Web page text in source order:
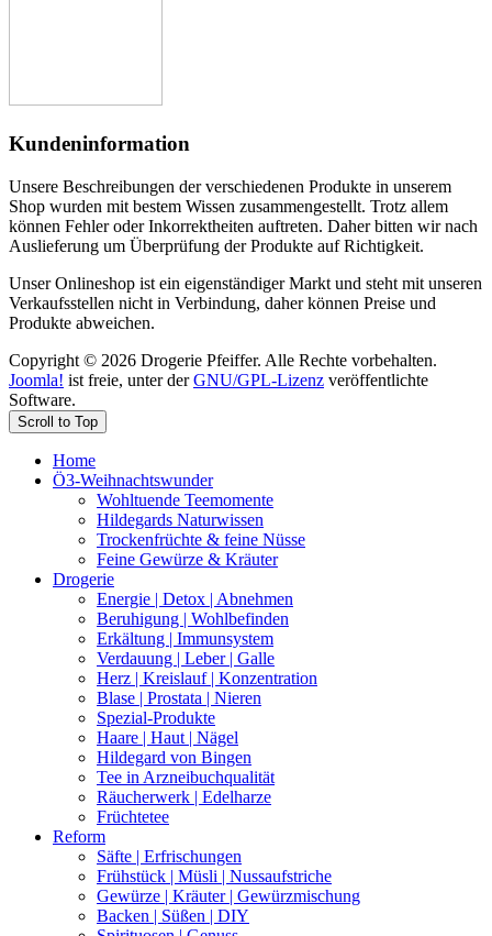
Kundeninformation
Unsere Beschreibungen der verschiedenen Produkte in unserem
Shop wurden mit bestem Wissen zusammengestellt. Trotz allem
können Fehler oder Inkorrektheiten auftreten. Daher bitten wir nach
Auslieferung um Überprüfung der Produkte auf Richtigkeit.
Unser Onlineshop ist ein eigenständiger Markt und steht mit unseren
Verkaufsstellen nicht in Verbindung, daher können Preise und
Produkte abweichen.
Copyright © 2026 Drogerie Pfeiffer. Alle Rechte vorbehalten.
Joomla! ist freie, unter derGNU/GPL-Lizenz veröffentlichte
Software.
Scroll to Top
Home
Ö3-Weihnachtswunder
Wohltuende Teemomente
Hildegards Naturwissen
Trockenfrüchte & feine Nüsse
Feine Gewürze & Kräuter
Drogerie
Energie | Detox | Abnehmen
Beruhigung | Wohlbefinden
Erkältung | Immunsystem
Verdauung | Leber | Galle
Herz | Kreislauf | Konzentration
Blase | Prostata | Nieren
Spezial-Produkte
Haare | Haut | Nägel
Hildegard von Bingen
Tee in Arzneibuchqualität
Räucherwerk | Edelharze
Früchtetee
Reform
Säfte | Erfrischungen
Frühstück | Müsli | Nussaufstriche
Gewürze | Kräuter | Gewürzmischung
Backen | Süßen | DIY